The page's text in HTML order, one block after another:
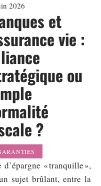
2026
et
vie :
ou
?
« tranquille »,
sujet brûlant, entre la